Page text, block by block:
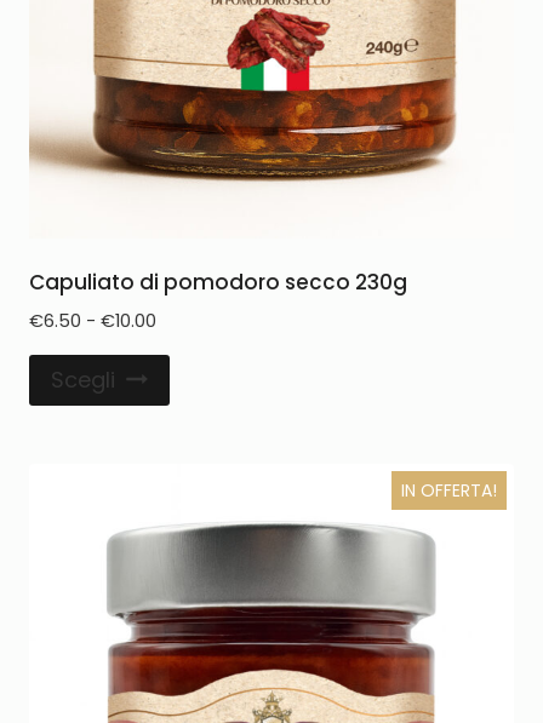
Capuliato di pomodoro secco 230g
€6.50 - €10.00
Scegli
IN OFFERTA!